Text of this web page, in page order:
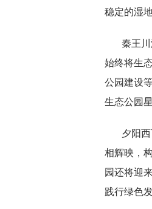
稳定的湿
秦王
始终将生
公园建设
生态公园
夕阳
相辉映，
园还将迎
践行绿色